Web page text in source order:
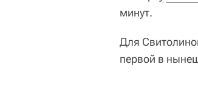
минут.
Для
первой в